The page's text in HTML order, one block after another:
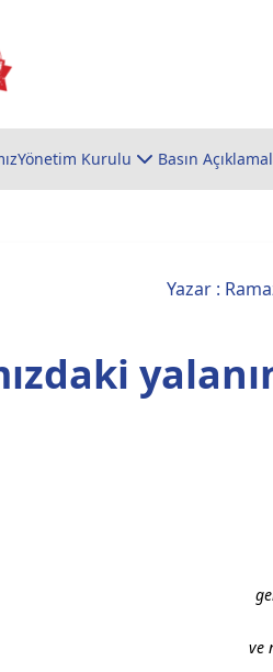
Yönetim Kurulu Basın
Yazar :
ve